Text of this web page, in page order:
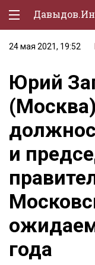
Политическая
Экономика
Природа
Образование
Спорт
Культура
Lifestyle
Мурзилка
24 мая 2021, 19:52
Юрий
и
года